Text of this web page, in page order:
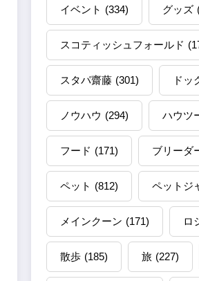
イベント (334) グッズ
スコティッシュフォールド
スタパ齋藤 (301) ドッ
ノウハウ (294) ハウツ
フード (171) ブリーダ
ペット (812) ペットジ
メインクーン (171) ロ
散歩 (185) 旅 (227)